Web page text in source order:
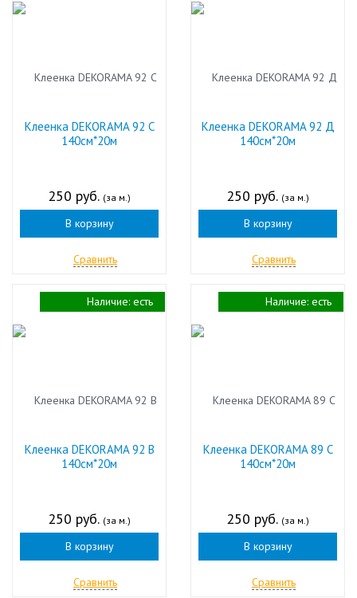
Клеенка DEKORAMA 92 С
140см*20м
250 руб. (за м.)
В корзину
Сравнить
Клеенка DEKORAMA 92 Д
140см*20м
250 руб. (за м.)
В корзину
Сравнить
Клеенка DEKORAMA 92 В
140см*20м
250 руб. (за м.)
В корзину
Сравнить
Наличие: есть
Клеенка DEKORAMA 89 С
140см*20м
250 руб. (за м.)
В корзину
Сравнить
Наличие: есть